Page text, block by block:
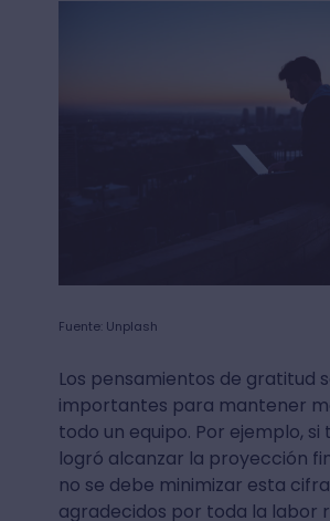
Fuente: Unplash
Los pensamientos de gratitud
importantes para mantener
todo un equipo. Por ejemplo, si
logró alcanzar la proyección
no se debe minimizar esta
agradecidos por toda la labor